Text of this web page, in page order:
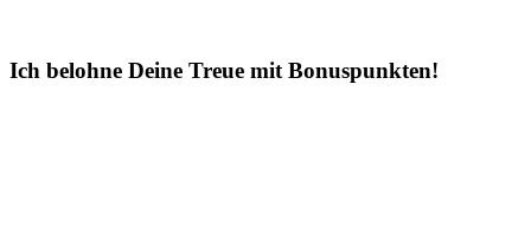
Ich belohne Deine Treue mit Bonuspunkten!